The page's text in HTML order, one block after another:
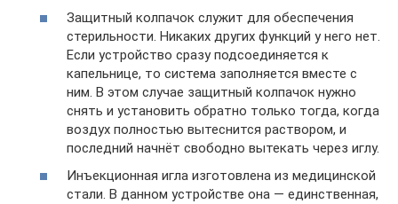
Защитный колпачок служит для обеспечения
стерильности. Никаких других функций у него нет.
Если устройство сразу подсоединяется к
капельнице, то система заполняется вместе с
ним. В этом случае защитный колпачок нужно
снять и установить обратно только тогда, когда
воздух полностью вытеснится раствором, и
последний начнёт свободно вытекать через иглу.
Инъекционная игла изготовлена из медицинской
стали. В данном устройстве она — единственная,